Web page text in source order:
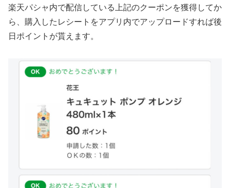
楽天パシャ内で配信している上記のクーポンを獲得してか
ら、購入したレシートをアプリ内でアップロードすれば後
日ポイントが貰えます。